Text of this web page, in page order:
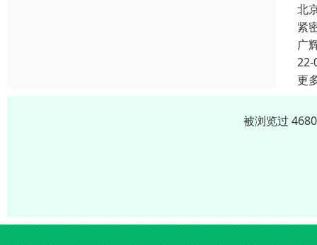
北
紧
广
22-
更
被浏览过